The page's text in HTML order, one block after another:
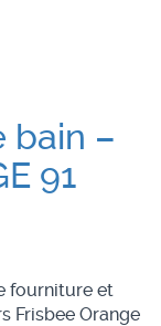
bain –
91
fourniture et
Frisbee Orange